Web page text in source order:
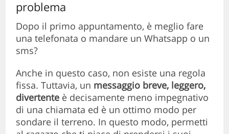
problema
Dopo il primo appuntamento, è meglio fare
una telefonata o mandare un Whatsapp o un
sms?
Anche in questo caso, non esiste una regola
fissa. Tuttavia, un messaggio breve, leggero,
divertente è decisamente meno impegnativo
di una chiamata ed è un ottimo modo per
sondare il terreno. In questo modo, permetti